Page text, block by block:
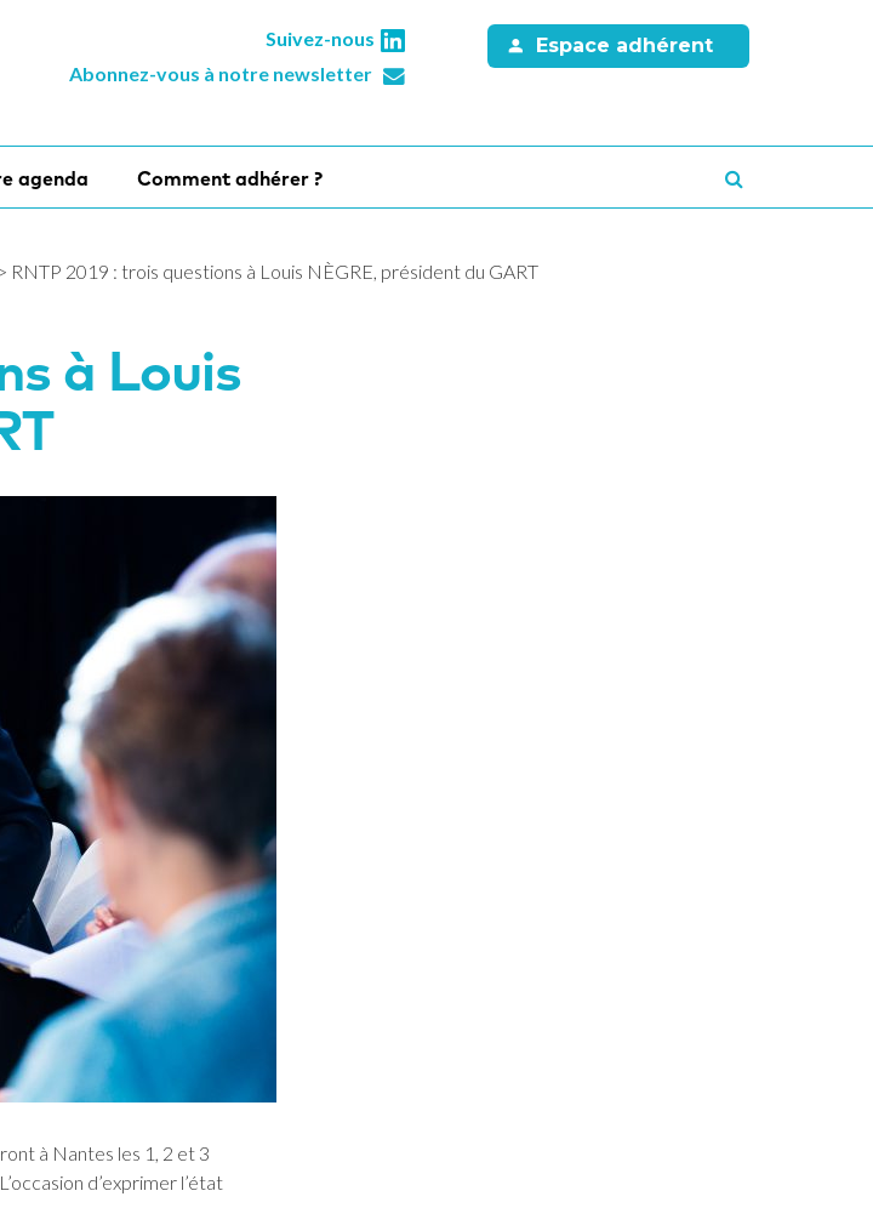
Suivez-nous
Abonnez-vous à notre newsletter
Espace adhérent
agenda Comment adhérer ?
> RNTP 2019 : trois questions à Louis NÈGRE, président du GART
à Louis
à Nantes les 1, 2 et 3
d’exprimer l’état